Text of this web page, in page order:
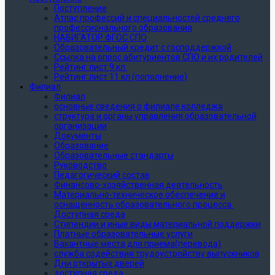
Поступление
Атлас профессий и специальностей среднего
профессионального образования
НАВИГАТОР ФГОС СПО
Образовательный кредит с господдержкой
Ссылка на опрос абитуриентов СПО и их родителей
Рейтинг лист 9 кл.
Рейтинг лист 11 кл (пополнение)
Филиал
Филиал
основные сведения о филиале колледжа
структура и органы управления образовательной
организации
Документы
Образование
Образовательные стандарты
Руководство
Педагогический состав
Финансово-хозяйственная деятельность
Материально-техническое обеспечение и
оснащенность образовательного процесса.
Доступная среда
Стипендии и иные виды материальной поддержки
Платные образовательные услуги
Вакантные места для приема(перевода)
служба содействия трудоустройству выпускников
Дни открытых дверей